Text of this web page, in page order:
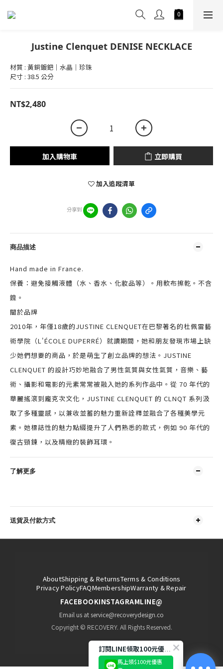
Justine Clenquet DENISE NECKLACE
材質 : 黃銅鍍鈀｜水晶｜珍珠
尺寸 : 38.5 公分
NT$2,480
加入購物車 立即購買
加入追蹤清單
分享到
商品描述
Hand made in France.
保養：避免接觸液體（水、香水、化妝品等）。用軟布擦乾。不含
鎳。
關於品牌
2010年，年僅18歲的JUSTINE CLENQUET在巴黎著名的杜佩雷藝
術學院（L'ÉCOLE DUPERRÉ）就讀期間，她和朋友發現市場上缺
少她們想要的商品，於是萌生了創立品牌的想法。JUSTINE
CLENQUET 的設計巧妙地融合了男性氣質與女性氣質，音樂、藝
術、攝影和電影的元素常常被融入她的系列作品中。從 70 年代的
華麗搖滾到龐克次文化，JUSTINE CLENQUET 的 CLNQT 系列汲
取了多種靈感，以兼收並蓄的魅力重新詮釋並融合了各種美學元
素。她標誌性的魅力點綴提升了人們熟悉的款式，例如 90 年代的
復古頸鍊，以及精緻的裝飾耳環。
了解更多
送貨及付款方式
AboutShipping & ReturnsTerms & Conditions
Privacy PolicyFAQMembershipWarranty & Repair
FACEBOOKINSTAGRAMLINE@
Email us at service@recoverydesign.co
Copyright © RECOVERY. All Rights Reserved.
訂閱LINE領取100元優惠券!
馬上領$100元優惠